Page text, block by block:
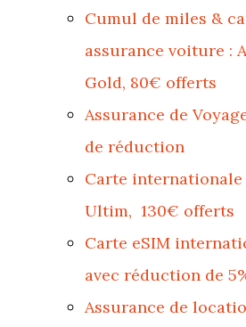
Cumul de miles &
assurance voiture :
Gold, 80€ offerts
Assurance de
de réduction
Carte internationale
Ultim, 130€ offerts
Carte eSIM
avec réduction de
Assurance de